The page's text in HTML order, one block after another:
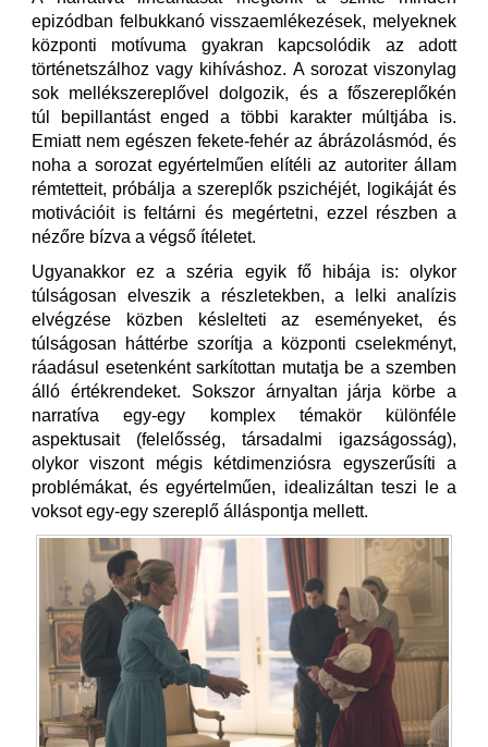
epizódban felbukkanó visszaemlékezések, melyeknek
központi motívuma gyakran kapcsolódik az adott
történetszálhoz vagy kihíváshoz. A sorozat viszonylag
sok mellékszereplővel dolgozik, és a főszereplőkén
túl bepillantást enged a többi karakter múltjába is.
Emiatt nem egészen fekete-fehér az ábrázolásmód, és
noha a sorozat egyértelműen elítéli az autoriter állam
rémtetteit, próbálja a szereplők pszichéjét, logikáját és
motivációit is feltárni és megértetni, ezzel részben a
nézőre bízva a végső ítéletet.
Ugyanakkor ez a széria egyik fő hibája is: olykor
túlságosan elveszik a részletekben, a lelki analízis
elvégzése közben késlelteti az eseményeket, és
túlságosan háttérbe szorítja a központi cselekményt,
ráadásul esetenként sarkítottan mutatja be a szemben
álló értékrendeket. Sokszor árnyaltan járja körbe a
narratíva egy-egy komplex témakör különféle
aspektusait (felelősség, társadalmi igazságosság),
olykor viszont mégis kétdimenziósra egyszerűsíti a
problémákat, és egyértelműen, idealizáltan teszi le a
voksot egy-egy szereplő álláspontja mellett.